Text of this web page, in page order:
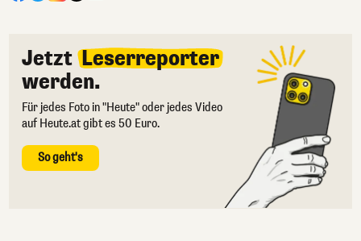
Jetzt Leserreporter
werden.
Für jedes Foto in "Heute" oder jedes Video
auf Heute.at gibt es 50 Euro.
So geht's